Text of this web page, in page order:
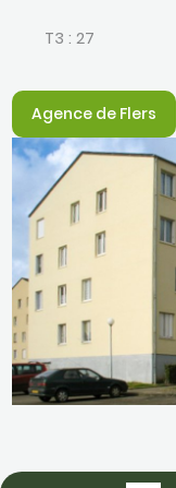
T3 :27
Agence de Flers
LES